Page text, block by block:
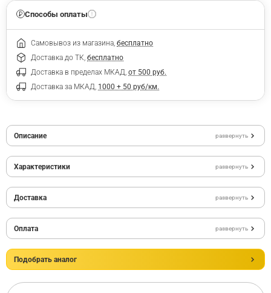
Способы оплаты
Самовывоз из магазина, бесплатно
Доставка до ТК, бесплатно
Доставка в пределах МКАД, от 500 руб.
Доставка за МКАД, 1000 + 50 руб/км.
Описание развернуть
Характеристики развернуть
Доставка развернуть
Оплата развернуть
Подобрать аналог